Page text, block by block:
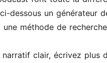
dessous un générateur
méthode de
clair, écrivez plus